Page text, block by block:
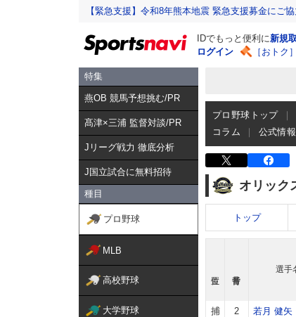
【緊急支援】令和8年熊本地震 緊急支援募金にご
IDでもっと便利に新規
ログイン
［おトク
特集
燕OB 競馬予想挑む/PR
髙津×三浦 監督対談/PR
Jリーグ戦力 徹底分析
J国立試合に無料招待
種目
プロ野球
MLB
高校野球
大学野球
プロ野球トップ
コラム
公式情報
オリック
トップ
選手
捕 2 若月 健矢